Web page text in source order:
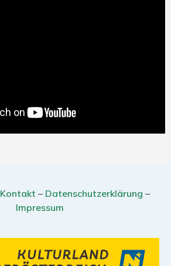
Kontakt – Datenschutzerklärung –
Impressum